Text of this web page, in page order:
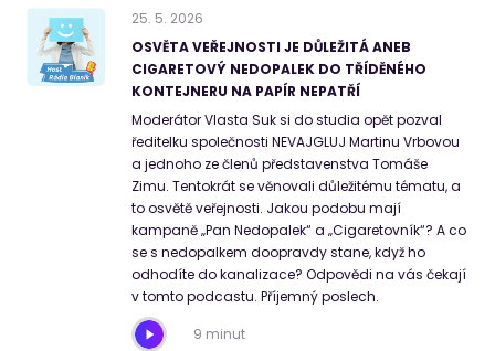
25. 5. 2026
OSVĚTA VEŘEJNOSTI JE DŮLEŽITÁ ANEB
CIGARETOVÝ NEDOPALEK DO TŘÍDĚNÉHO
KONTEJNERU NA PAPÍR NEPATŘÍ
Moderátor Vlasta Suk si do studia opět pozval
ředitelku společnosti NEVAJGLUJ Martinu Vrbovou
a jednoho ze členů představenstva Tomáše
Zimu. Tentokrát se věnovali důležitému tématu, a
to osvětě veřejnosti. Jakou podobu mají
kampaně „Pan Nedopalek“ a „Cigaretovník“? A co
se s nedopalkem doopravdy stane, když ho
odhodíte do kanalizace? Odpovědi na vás čekají
v tomto podcastu. Příjemný poslech.
9 minut